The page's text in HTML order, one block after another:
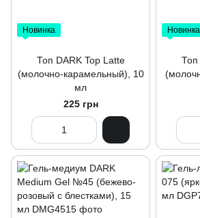
Новинка
Топ DARK Top Latte
(молочно-карамельный), 10
мл
225 грн
Новинка
Топ